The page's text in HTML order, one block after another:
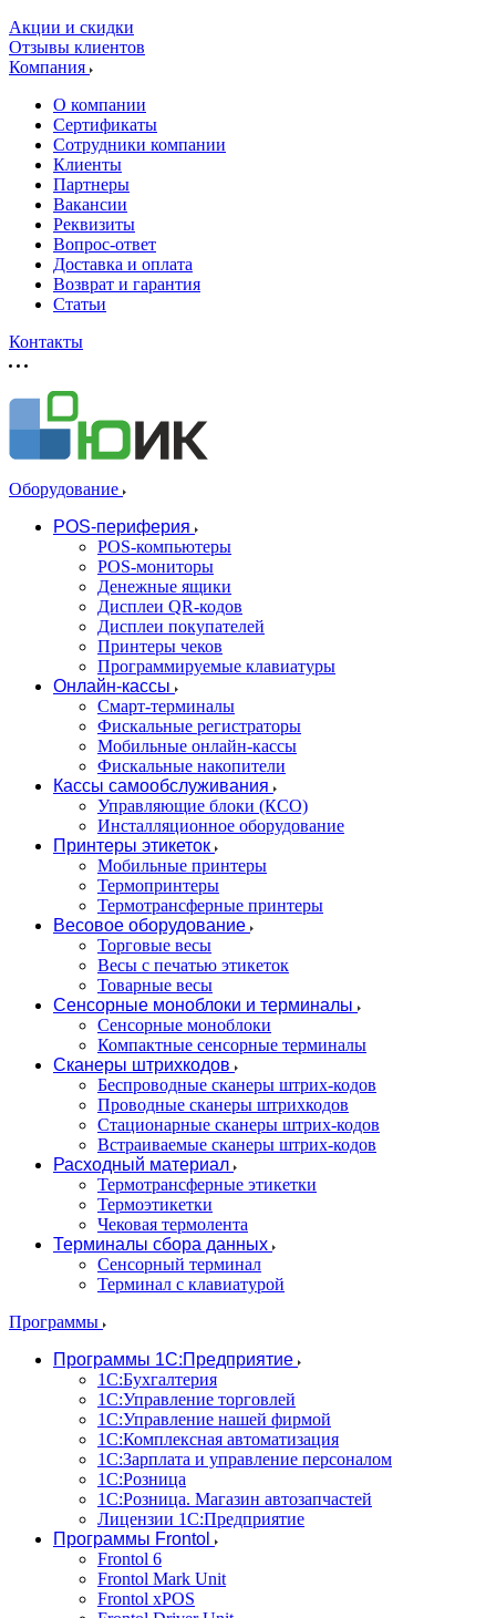
Акции и скидки
Отзывы клиентов
Компания
О компании
Сертификаты
Сотрудники компании
Клиенты
Партнеры
Вакансии
Реквизиты
Вопрос-ответ
Доставка и оплата
Возврат и гарантия
Статьи
Контакты
Оборудование
POS-периферия
POS-компьютеры
POS-мониторы
Денежные ящики
Дисплеи QR-кодов
Дисплеи покупателей
Принтеры чеков
Программируемые клавиатуры
Онлайн-кассы
Смарт-терминалы
Фискальные регистраторы
Мобильные онлайн-кассы
Фискальные накопители
Кассы самообслуживания
Управляющие блоки (КСО)
Инсталляционное оборудование
Принтеры этикеток
Мобильные принтеры
Термопринтеры
Термотрансферные принтеры
Весовое оборудование
Торговые весы
Весы с печатью этикеток
Товарные весы
Сенсорные моноблоки и терминалы
Сенсорные моноблоки
Компактные сенсорные терминалы
Сканеры штрихкодов
Беспроводные сканеры штрих-кодов
Проводные сканеры штрихкодов
Стационарные сканеры штрих-кодов
Встраиваемые сканеры штрих-кодов
Расходный материал
Термотрансферные этикетки
Термоэтикетки
Чековая термолента
Терминалы сбора данных
Сенсорный терминал
Терминал с клавиатурой
Программы
Программы 1С:Предприятие
1С:Бухгалтерия
1С:Управление торговлей
1С:Управление нашей фирмой
1С:Комплексная автоматизация
1С:Зарплата и управление персоналом
1С:Розница
1С:Розница. Магазин автозапчастей
Лицензии 1С:Предприятие
Программы Frontol
Frontol 6
Frontol Mark Unit
Frontol xPOS